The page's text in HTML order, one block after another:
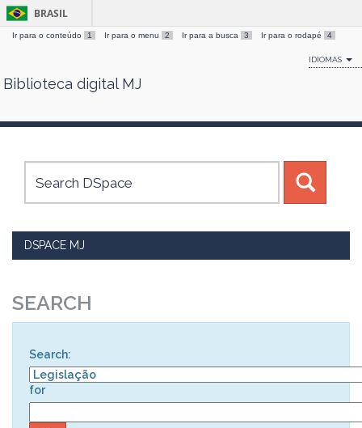
Skip
BRASIL
Ir para o conteúdo 1 Ir para o menu 2 Ir para a busca 3 Ir para o rodapé 4
IDIOMAS
Biblioteca digital MJ
DSPACE MJ
SEARCH
Search:
for